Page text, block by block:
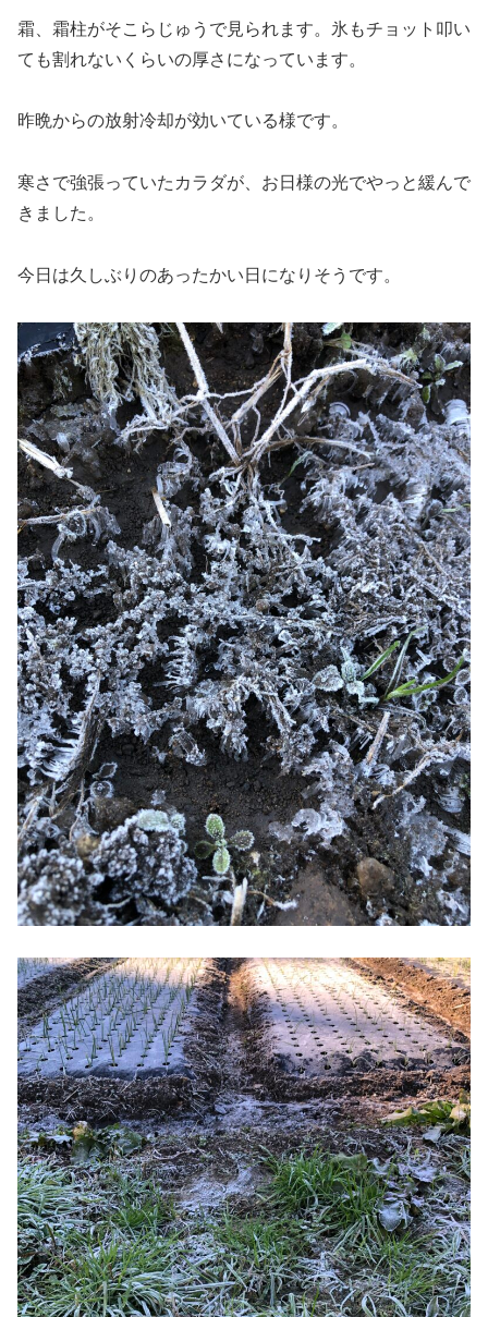
霜、霜柱がそこらじゅうで見られます。氷もチョット叩い
ても割れないくらいの厚さになっています。
昨晩からの放射冷却が効いている様です。
寒さで強張っていたカラダが、お日様の光でやっと緩んで
きました。
今日は久しぶりのあったかい日になりそうです。